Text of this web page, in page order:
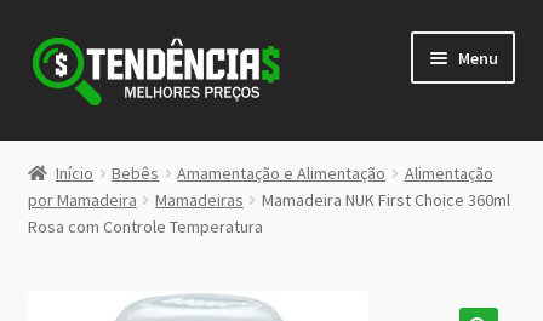
Pular
para
navegação
Pular
para
conteúdo
Menu
LOJA
<>
Início Bebês Amamentação e Alimentação
Alimentação
por Mamadeira
Mamadeiras
Mamadeira NUK First Choice 360ml
Rosa com Controle Temperatura